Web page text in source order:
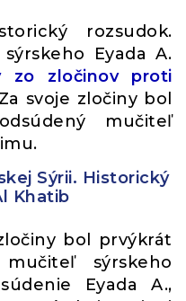
rozsudok.
Eyada A.
zo zločinov proti
svoje zločiny bol
mučiteľ
Sýrii. Historický
Khatib
bol prvýkrát
sýrskeho
Eyada A.,